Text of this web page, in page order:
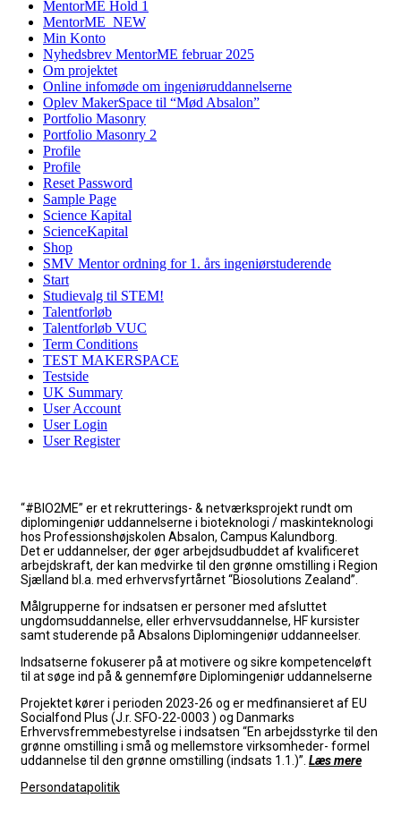
MentorME Hold 1
MentorME_NEW
Min Konto
Nyhedsbrev MentorME februar 2025
Om projektet
Online infomøde om ingeniøruddannelserne
Oplev MakerSpace til “Mød Absalon”
Portfolio Masonry
Portfolio Masonry 2
Profile
Profile
Reset Password
Sample Page
Science Kapital
ScienceKapital
Shop
SMV Mentor ordning for 1. års ingeniørstuderende
Start
Studievalg til STEM!
Talentforløb
Talentforløb VUC
Term Conditions
TEST MAKERSPACE
Testside
UK Summary
User Account
User Login
User Register
“#BIO2ME” er et rekrutterings- & netværksprojekt rundt om
diplomingeniør uddannelserne i bioteknologi / maskinteknologi
hos Professionshøjskolen Absalon, Campus Kalundborg.
Det er uddannelser, der øger arbejdsudbuddet af kvalificeret
arbejdskraft, der kan medvirke til den grønne omstilling i Region
Sjælland bl.a. med erhvervsfyrtårnet “Biosolutions Zealand”.
Målgrupperne for indsatsen er personer med afsluttet
ungdomsuddannelse, eller erhvervsuddannelse, HF kursister
samt studerende på Absalons Diplomingeniør uddanneelser.
Indsatserne fokuserer på atmotivere og sikre kompetenceløft
til at søge ind på & gennemføre Diplomingeniør uddannelserne
Projektet kører i perioden 2023-26 og er medfinansieret af EU
Socialfond Plus (J.r. SFO-22-0003 ) og Danmarks
Erhvervsfremmebestyrelse i indsatsen “En arbejdsstyrke til den
grønne omstilling i små og mellemstore virksomheder- formel
uddannelse til den grønne omstilling (indsats 1.1.)”. Læs mere
Persondatapolitik